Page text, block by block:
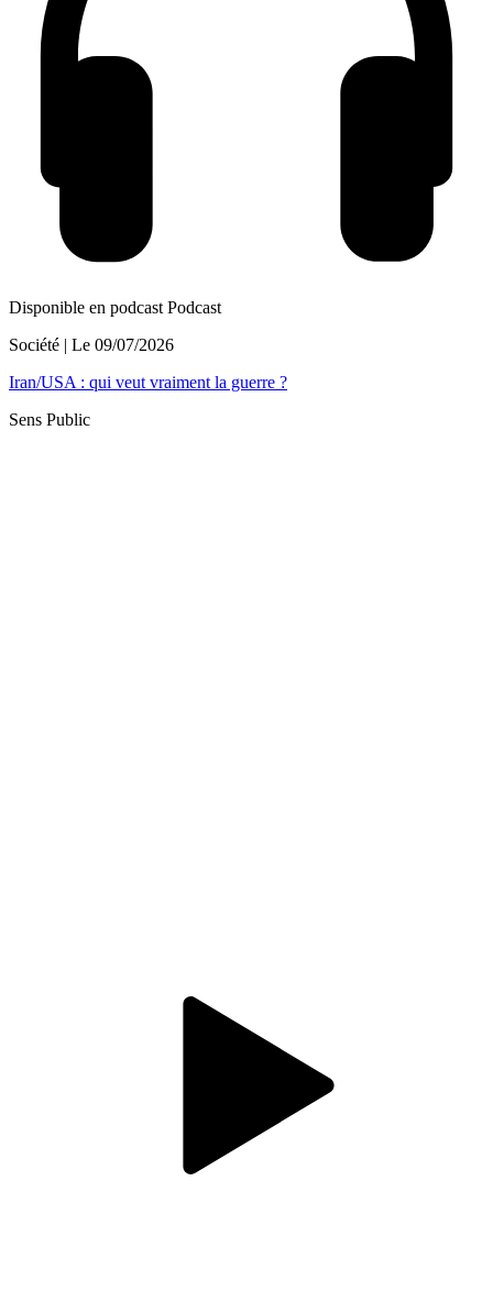
Disponible en podcast Podcast
Société | Le 09/07/2026
Iran/USA : qui veut vraiment la guerre ?
Sens Public